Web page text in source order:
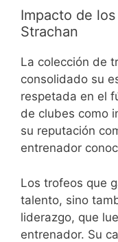
Impacto de
Strachan
La colección de
consolidado su
respetada en el
de clubes como
su reputación
entrenador
Los trofeos que
talento, sino
liderazgo, que
entrenador. Su